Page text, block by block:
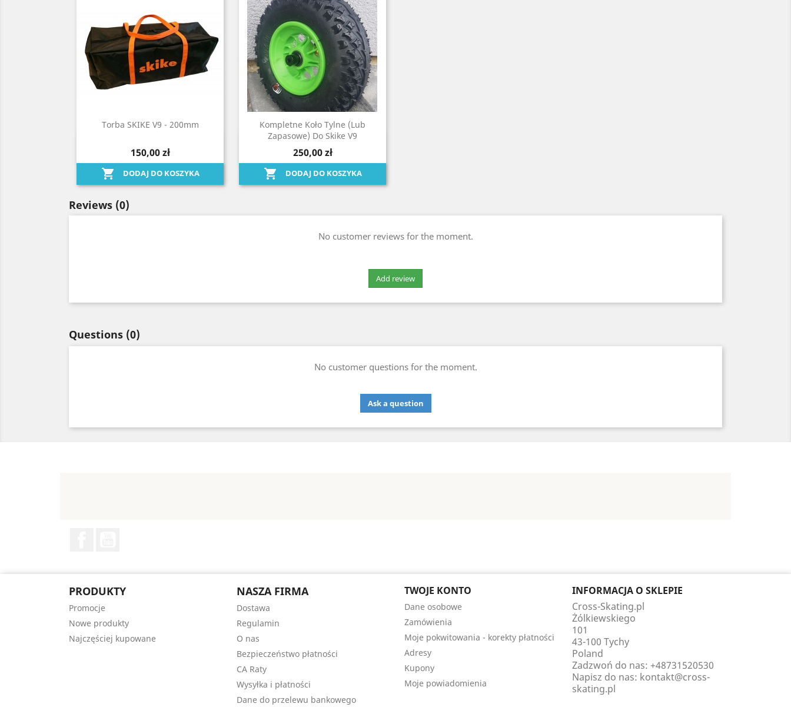
Torba SKIKE V9 - 200mm
150,00 zł
 DODAJ DO KOSZYKA
Kompletne Koło Tylne (lub
Zapasowe) Do Skike V9
250,00 zł
 DODAJ DO KOSZYKA
Szybki podgląd
Reviews (0)
No customer reviews for the moment.
Questions (0)
No customer questions for the moment.
Ask a question
PRODUKTY
Promocje
Nowe produkty
Najczęściej kupowane
NASZA FIRMA
Dostawa
Regulamin
O nas
Bezpieczeństwo płatności
CA Raty
Wysyłka i płatności
Dane do przelewu bankowego
TWOJE KONTO
Dane osobowe
Zamówienia
Moje pokwitowania - korekty płatności
Adresy
Kupony
Moje powiadomienia
INFORMACJA O SKLEPIE
Cross-Skating.pl
Żólkiewskiego
101
43-100 Tychy
Poland
Zadzwoń do nas: +48731520530
Napisz do nas: kontakt@cross-
skating.pl